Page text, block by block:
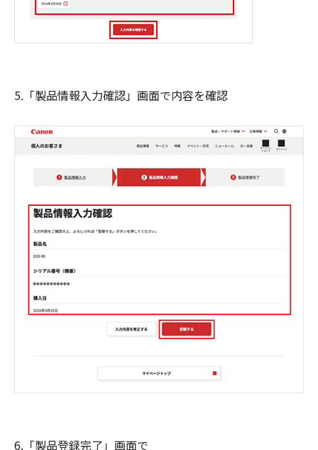
5.「製品情報入力確認」画面で内容を確認
6.「製品登録完了」画面で